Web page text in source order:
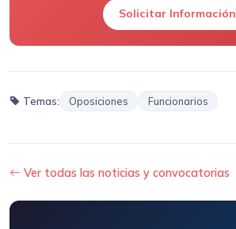
Solicitar Información
Temas: Oposiciones Funcionarios
Ver todas las noticias y convocatorias